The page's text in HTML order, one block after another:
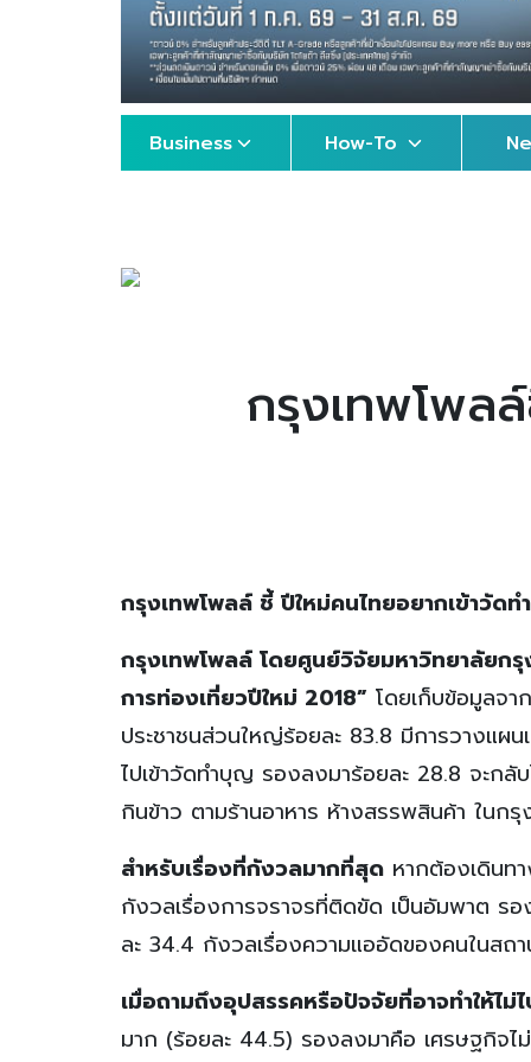
Business How-To
กรุงเทพโพล
กรุงเทพโพลล์ ชี้ ปีใหม่คนไทยอยากเข้าวัด
กรุงเทพโพลล์ โดยศูนย์วิจัยมหาวิทยาลัยกรุ
การท่องเที่ยวปีใหม่ 2018” โดยเก็บข้อมูลจ
ประชาชนส่วนใหญ่ร้อยละ 83.8 มีการวางแผ
ไปเข้าวัดทำบุญ รองลงมาร้อยละ 28.8 จะก
กินข้าว ตามร้านอาหาร ห้างสรรพสินค้า ในก
สำหรับเรื่องที่กังวลมากที่สุด หากต้องเดินท
กังวลเรื่องการจราจรที่ติดขัด เป็นอัมพาต ร
ละ 34.4 กังวลเรื่องความแออัดของคนในสถา
เมื่อถามถึงอุปสรรคหรือปัจจัยที่อาจทำให้ไม่
มาก (ร้อยละ 44.5) รองลงมาคือ เศรษฐกิจไ